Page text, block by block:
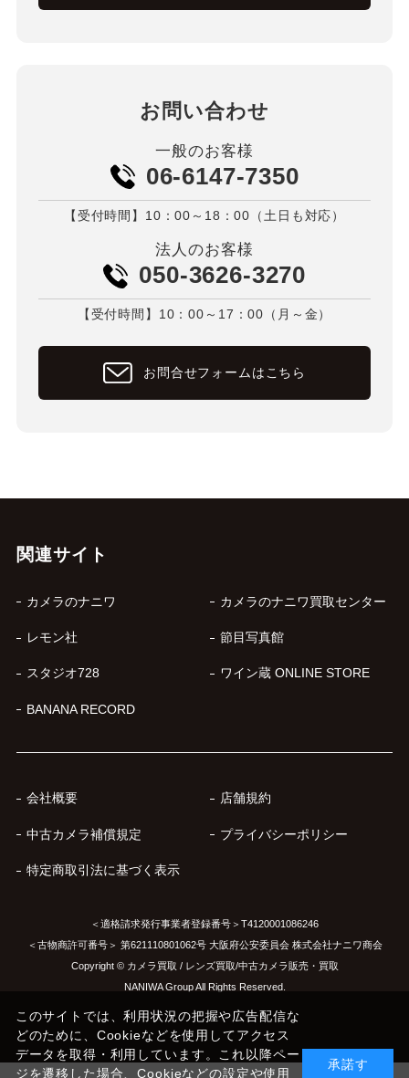
お問い合わせ
一般のお客様
06-6147-7350
【受付時間】10：00～18：00（土日も対応）
法人のお客様
050-3626-3270
【受付時間】10：00～17：00（月～金）
お問合せフォームはこちら
関連サイト
カメラのナニワ カメラのナニワ買取センター
レモン社 節目写真館
スタジオ728 ワイン蔵 ONLINE STORE
BANANA RECORD
会社概要 店舗規約
中古カメラ補償規定 プライバシーポリシー
特定商取引法に基づく表示
＜適格請求発行事業者登録番号＞T4120001086246
＜古物商許可番号＞ 第621110801062号 大阪府公安委員会 株式会社ナニワ商会
Copyright © カメラ買取 / レンズ買取/中古カメラ販売・買取
NANIWA Group All Rights Reserved.
このサイトでは、利用状況の把握や広告配信な
どのために、Cookieなどを使用してアクセス
データを取得・利用しています。これ以降ペー
ジを遷移した場合、Cookieなどの設定や使用
承諾す